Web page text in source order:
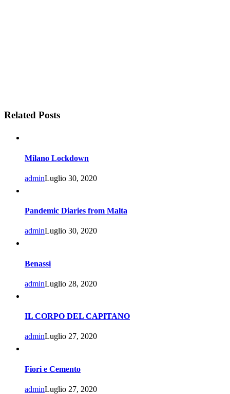
Related Posts
Milano Lockdown
adminLuglio 30, 2020
Pandemic Diaries from Malta
adminLuglio 30, 2020
Benassi
adminLuglio 28, 2020
IL CORPO DEL CAPITANO
adminLuglio 27, 2020
Fiori e Cemento
adminLuglio 27, 2020